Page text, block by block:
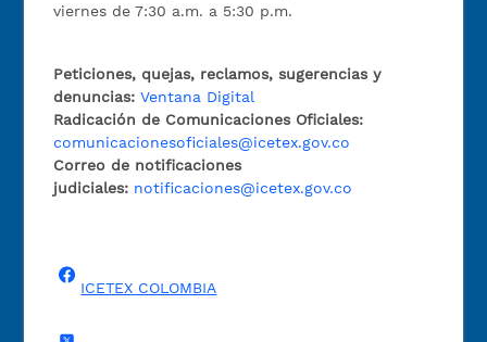
viernes de 7:30 a.m. a 5:30 p.m.
Peticiones, quejas, reclamos, sugerencias y
denuncias: Ventana Digital
Radicación de Comunicaciones Oficiales:
comunicacionesoficiales@icetex.gov.co
Correo de notificaciones
judiciales: notificaciones@icetex.gov.co
ICETEX COLOMBIA